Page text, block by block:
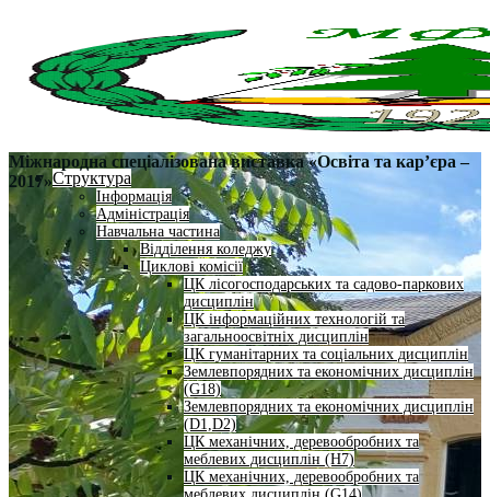
Структура
Інформація
Адміністрація
Навчальна частина
Відділення коледжу
Циклові комісії
ЦК лісогосподарських та садово-паркових
дисциплін
ЦК інформаційних технологій та
загальноосвітніх дисциплін
ЦК гуманітарних та соціальних дисциплін
Землевпорядних та економічних дисциплін
(G18)
Землевпорядних та економічних дисциплін
(D1,D2)
ЦК механічних, деревообробних та
меблевих дисциплін (H7)
ЦК механічних, деревообробних та
Міжнародна спеціалізована виставка «Освіта та кар’єра –
2017»